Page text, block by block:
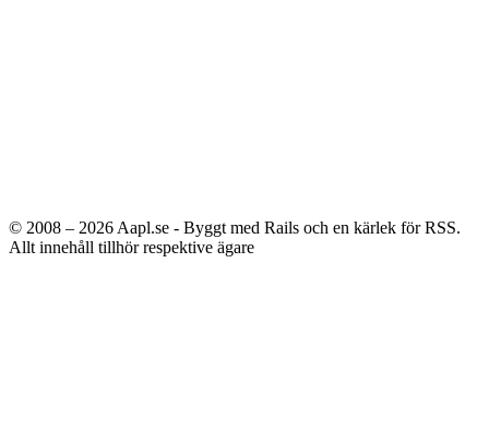
© 2008 – 2026 Aapl.se - Byggt med Rails och en kärlek för RSS.
Allt innehåll tillhör respektive ägare